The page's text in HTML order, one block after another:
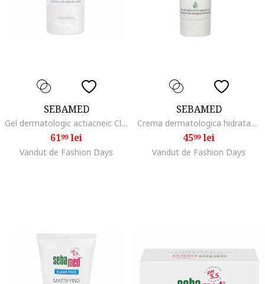
SEBAMED
Gel dermatologic actiacneic Clear Face pentru ingrijire ten, 50 ml
6199lei
Vandut de Fashion Days
SEBAMED
Crema dermatologica hidratanta cu vitamina E pentru ten sensibil, 50 ml
4599lei
Vandut de Fashion Days